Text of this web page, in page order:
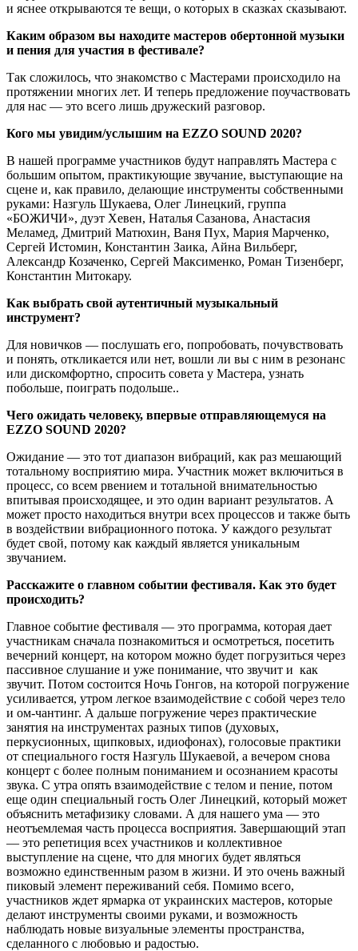
и яснее открываются те вещи, о которых в сказках сказывают.
Каким образом вы находите мастеров обертонной музыки
и пения для участия в фестивале?
Так сложилось, что знакомство с Мастерами происходило на
протяжении многих лет. И теперь предложение поучаствовать
для нас — это всего лишь дружеский разговор.
Кого мы увидим/услышим на EZZO SOUND 2020?
В нашей программе участников будут направлять Мастера с
большим опытом, практикующие звучание, выступающие на
сцене и, как правило, делающие инструменты собственными
руками: Назгуль Шукаева, Олег Линецкий, группа
«БОЖИЧИ», дуэт Хевен, Наталья Сазанова, Анастасия
Меламед, Дмитрий Матюхин, Ваня Пух, Мария Марченко,
Сергей Истомин, Константин Заика, Айна Вильберг,
Александр Козаченко, Сергей Максименко, Роман Тизенберг,
Константин Митокару.
Как выбрать свой аутентичный музыкальный
инструмент?
Для новичков — послушать его, попробовать, почувствовать
и понять, откликается или нет, вошли ли вы с ним в резонанс
или дискомфортно, спросить совета у Мастера, узнать
побольше, поиграть подольше..
Чего ожидать человеку, впервые отправляющемуся на
EZZO SOUND 2020?
Ожидание — это тот диапазон вибраций, как раз мешающий
тотальному восприятию мира. Участник может включиться в
процесс, со всем рвением и тотальной внимательностью
впитывая происходящее, и это один вариант результатов. А
может просто находиться внутри всех процессов и также быть
в воздействии вибрационного потока. У каждого результат
будет свой, потому как каждый является уникальным
звучанием.
Расскажите о главном событии фестиваля. Как это будет
происходить?
Главное событие фестиваля — это программа, которая дает
участникам сначала познакомиться и осмотреться, посетить
вечерний концерт, на котором можно будет погрузиться через
пассивное слушание и уже понимание, что звучит и как
звучит. Потом состоится Ночь Гонгов, на которой погружение
усиливается, утром легкое взаимодействие с собой через тело
и ом-чантинг. А дальше погружение через практические
занятия на инструментах разных типов (духовых,
перкусионных, щипковых, идиофонах), голосовые практики
от специального гостя Назгуль Шукаевой, а вечером снова
концерт с более полным пониманием и осознанием красоты
звука. С утра опять взаимодействие с телом и пение, потом
еще один специальный гость Олег Линецкий, который может
объяснить метафизику словами. А для нашего ума — это
неотъемлемая часть процесса восприятия. Завершающий этап
— это репетиция всех участников и коллективное
выступление на сцене, что для многих будет являться
возможно единственным разом в жизни. И это очень важный
пиковый элемент переживаний себя. Помимо всего,
участников ждет ярмарка от украинских мастеров, которые
делают инструменты своими руками, и возможность
наблюдать новые визуальные элементы пространства,
сделанного с любовью и радостью.